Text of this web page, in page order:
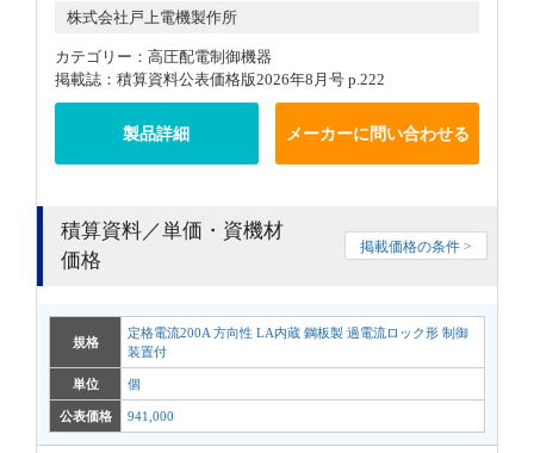
株式会社戸上電機製作所
カテゴリー：高圧配電制御機器
掲載誌：積算資料公表価格版2026年8月号 p.222
製品詳細 メーカーに問い合わせる
積算資料／単価・資機材
価格
掲載価格の条件 >
規格
定格電流200A 方向性 LA内蔵 鋼板製 過電流ロック形 制御
装置付
単位 個
公表価格 941,000